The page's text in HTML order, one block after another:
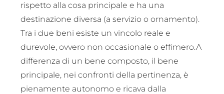
rispetto alla cosa principale e ha una
destinazione diversa (a servizio o ornamento).
Tra i due beni esiste un vincolo reale e
durevole, ovvero non occasionale o effimero.A
differenza di un bene composto, il bene
principale, nei confronti della pertinenza, è
pienamente autonomo e ricava dalla